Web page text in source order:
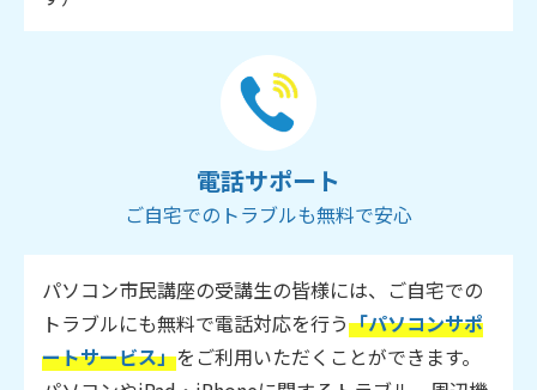
電話サポート
ご自宅でのトラブルも無料で安心
パソコン市民講座の受講生の皆様には、ご自宅での
トラブルにも無料で電話対応を行う「パソコンサポ
ートサービス」をご利用いただくことができます。